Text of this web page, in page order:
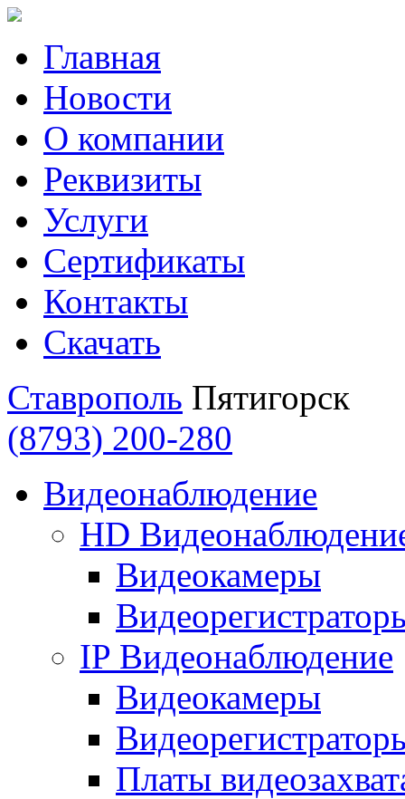
Главная
Новости
О компании
Реквизиты
Услуги
Сертификаты
Контакты
Скачать
Ставрополь Пятигорск
(8793) 200-280
Видеонаблюдение
HD
Видеокамеры
IP Видеонаблюдение
Видеокамеры
Платы